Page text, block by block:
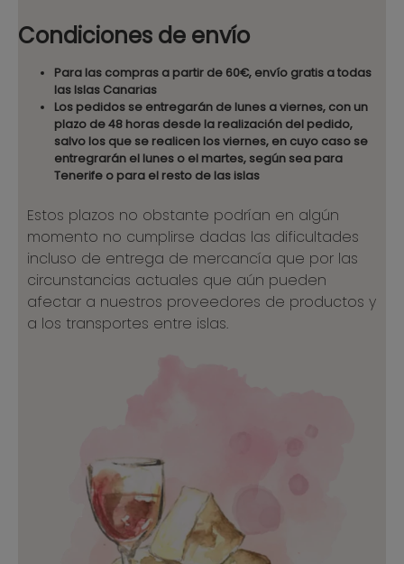
Condiciones de envío
Para las compras a partir de 60€, envío gratis a todas
las Islas Canarias
Los pedidos se entregarán de lunes a viernes, con un
plazo de 48 horas desde la realización del pedido,
salvo los que se realicen los viernes, en cuyo caso se
entregrarán el lunes o el martes, según sea para
Tenerife o para el resto de las islas
Estos plazos no obstante podrían en algún
momento no cumplirse dadas las dificultades
incluso de entrega de mercancía que por las
circunstancias actuales que aún pueden
afectar a nuestros proveedores de productos y
a los transportes entre islas.